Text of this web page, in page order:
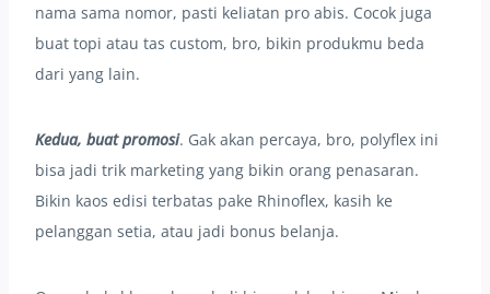
nama sama nomor, pasti keliatan pro abis. Cocok juga
buat topi atau tas custom, bro, bikin produkmu beda
dari yang lain.
Kedua, buat promosi. Gak akan percaya, bro, polyflex ini
bisa jadi trik marketing yang bikin orang penasaran.
Bikin kaos edisi terbatas pake Rhinoflex, kasih ke
pelanggan setia, atau jadi bonus belanja.